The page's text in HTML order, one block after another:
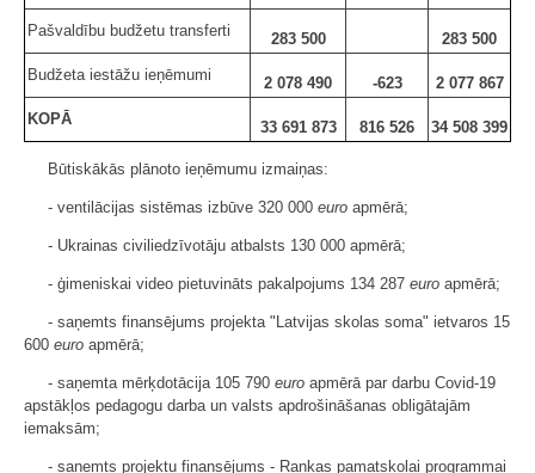
Pašvaldību budžetu transferti
283 500
283 500
Budžeta iestāžu ieņēmumi
2 078 490 -623
2 077 867
KOPĀ
33 691 873 816 526 34 508 399
Būtiskākās plānoto ieņēmumu izmaiņas:
- ventilācijas sistēmas izbūve 320 000 euro apmērā;
- Ukrainas civiliedzīvotāju atbalsts 130 000 apmērā;
- ģimeniskai video pietuvināts pakalpojums 134 287 euro apmērā;
- saņemts finansējums projekta "Latvijas skolas soma" ietvaros 15
600 euro apmērā;
- saņemta mērķdotācija 105 790 euro apmērā par darbu Covid-19
apstākļos pedagogu darba un valsts apdrošināšanas obligātajām
iemaksām;
- saņemts projektu finansējums - Rankas pamatskolai programmai